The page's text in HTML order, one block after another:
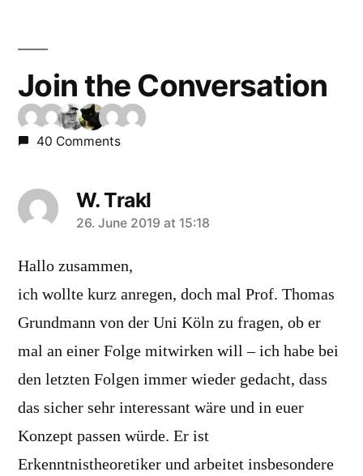
Join the Conversation
40 Comments
W. Trakl
says:
26. June 2019 at 15:18
Hallo zusammen,
ich wollte kurz anregen, doch mal Prof. Thomas
Grundmann von der Uni Köln zu fragen, ob er
mal an einer Folge mitwirken will – ich habe bei
den letzten Folgen immer wieder gedacht, dass
das sicher sehr interessant wäre und in euer
Konzept passen würde. Er ist
Erkenntnistheoretiker und arbeitet insbesondere